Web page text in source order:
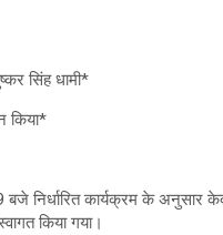
सिंह धामी*
किया*
निर्धारित कार्यक्रम के अनुसार
किया गया।